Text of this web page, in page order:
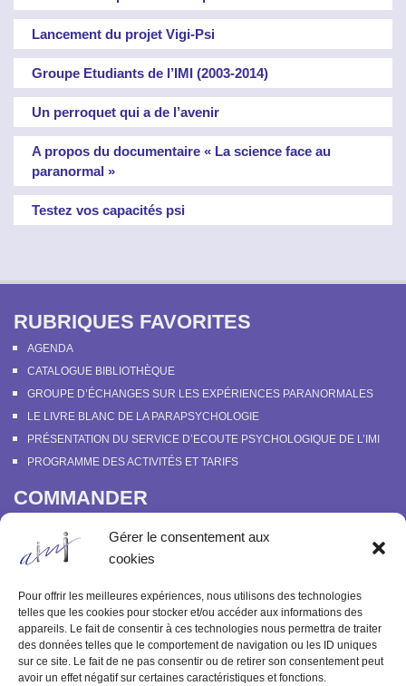
Gérer le consentement aux
cookies
Pour offrir les meilleures expériences, nous utilisons des technologies
telles que les cookies pour stocker et/ou accéder aux informations des
appareils. Le fait de consentir à ces technologies nous permettra de traiter
des données telles que le comportement de navigation ou les ID uniques
sur ce site. Le fait de ne pas consentir ou de retirer son consentement peut
avoir un effet négatif sur certaines caractéristiques et fonctions.
Lancement du projet Vigi-Psi
Groupe Etudiants de l’IMI (2003-2014)
Un perroquet qui a de l’avenir
A propos du documentaire « La science face au
paranormal »
Testez vos capacités psi
RUBRIQUES FAVORITES
AGENDA
CATALOGUE BIBLIOTHÈQUE
GROUPE D’ÉCHANGES SUR LES EXPÉRIENCES PARANORMALES
LE LIVRE BLANC DE LA PARAPSYCHOLOGIE
PRÉSENTATION DU SERVICE D’ECOUTE PSYCHOLOGIQUE DE L’IMI
PROGRAMME DES ACTIVITÉS ET TARIFS
COMMANDER
SOUTENIR L’INSTITUT MÉTAPSYCHIQUE
COMMANDER OU FEUILLETER “LE BULLETIN MÉTAPSYCHIQUE” ET
“MÉTAPSYCHIQUE”
ARCHIVES
ACTIVITÉS PASSÉES